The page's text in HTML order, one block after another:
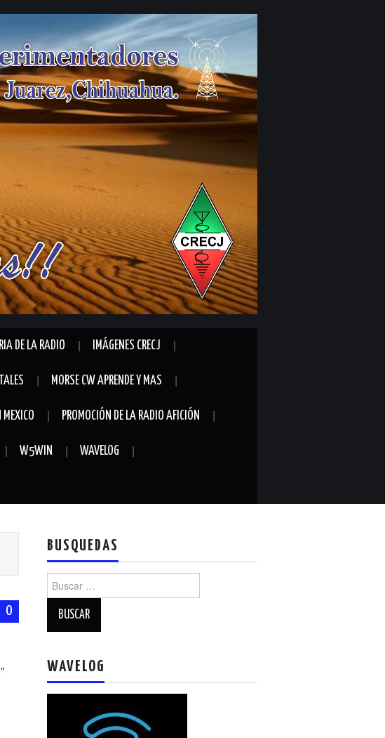
DE LA RADIO IMÁGENES CRECJ
MORSE CW APRENDE Y MAS
PROMOCIÓN DE LA RADIO AFICIÓN
W5WIN WAVELOG
0
BUSQUEDAS
WAVELOG